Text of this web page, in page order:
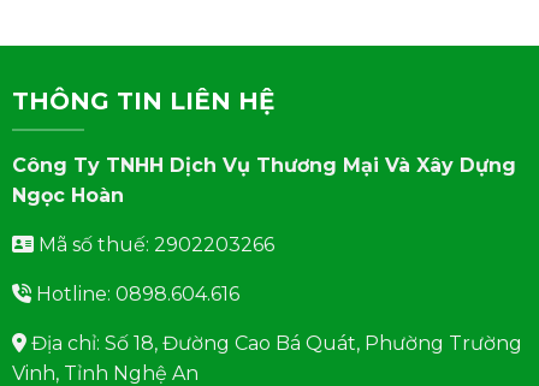
THÔNG TIN LIÊN HỆ
Công Ty TNHH Dịch Vụ Thương Mại Và Xây Dựng
Ngọc Hoàn
Mã số thuế: 2902203266
Hotline: 0898.604.616
Địa chỉ: Số 18, Đường Cao Bá Quát, Phường Trường
Vinh, Tỉnh Nghệ An